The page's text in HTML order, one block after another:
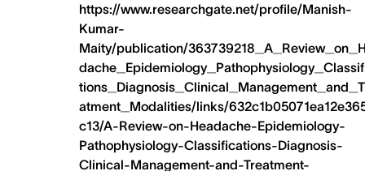
https://www.researchgate.net/profile/Manish-
Kumar-
Maity/publication/
atment_Modalities/links/
c13/A-Review-on-Headache-Epidemiology-
Pathophysiology-Classifications-Diagnosis-
Clinical-Management-and-Treatment-